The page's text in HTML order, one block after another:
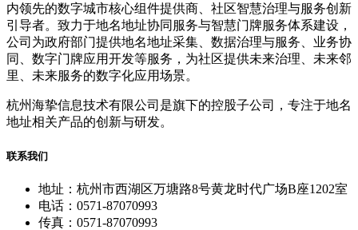
内领先的数字城市核心组件提供商、社区智慧治理与服务创新
引导者。致力于地名地址协同服务与智慧门牌服务体系建设，
公司为政府部门提供地名地址采集、数据治理与服务、业务协
同、数字门牌应用开发等服务，为社区提供未来治理、未来邻
里、未来服务的数字化应用场景。
杭州海挚信息技术有限公司是旗下的控股子公司，专注于地名
地址相关产品的创新与研发。
联系我们
地址：杭州市西湖区万塘路8号黄龙时代广场B座1202室
电话：0571-87070993
传真：0571-87070993